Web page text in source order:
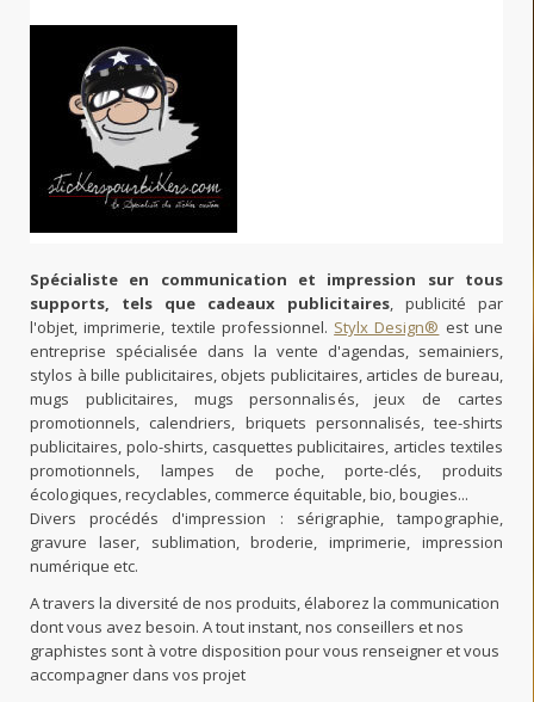
Spécialiste en communication et impression sur tous
supports, tels que cadeaux publicitaires, publicité par
l'objet, imprimerie, textile professionnel. Stylx Design® est une
entreprise spécialisée dans la vente d'agendas, semainiers,
stylos à bille publicitaires, objets publicitaires, articles de bureau,
mugs publicitaires, mugs personnalisés, jeux de cartes
promotionnels, calendriers, briquets personnalisés, tee-shirts
publicitaires, polo-shirts, casquettes publicitaires, articles textiles
promotionnels, lampes de poche, porte-clés, produits
écologiques, recyclables, commerce équitable, bio, bougies...
Divers procédés d'impression : sérigraphie, tampographie,
gravure laser, sublimation, broderie, imprimerie, impression
numérique etc.
A travers la diversité de nos produits, élaborez la communication
dont vous avez besoin. A tout instant, nos conseillers et nos
graphistes sont à votre disposition pour vous renseigner et vous
accompagner dans vos projet